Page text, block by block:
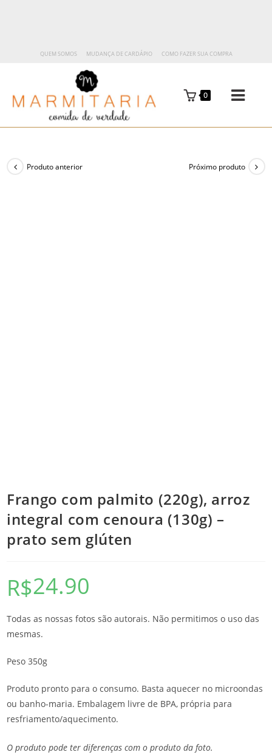
QUEM SOMOS MUDANÇA DE CARDÁPIO COMO FAZER SUA COMPRA
0
Produto anterior Próximo produto
Frango com palmito (220g), arroz
integral com cenoura (130g) –
prato sem glúten
R$24.90
Todas as nossas fotos são autorais. Não permitimos o uso das
mesmas.
Peso 350g
Produto pronto para o consumo. Basta aquecer no microondas
ou banho-maria. Embalagem livre de BPA, própria para
resfriamento/aquecimento.
O produto pode ter diferenças com o produto da foto.